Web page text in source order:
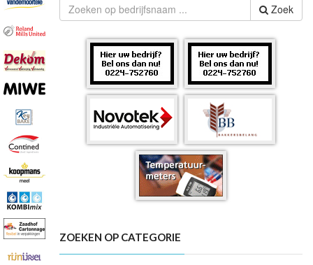
Zoek
ZOEKEN OP CATEGORIE